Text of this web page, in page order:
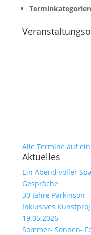
Alle Termine auf
Aktuelles
Ein Abend voller
Gespräche
30 Jahre Parkinson
Inklusives
19.05.2026
Sommer- Sonnen-